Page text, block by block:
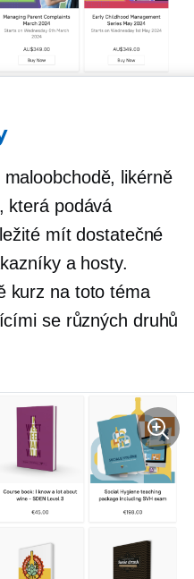
likérně
která podává
mít dostatečné
a hosty.
kurz na toto téma
se různých druhů